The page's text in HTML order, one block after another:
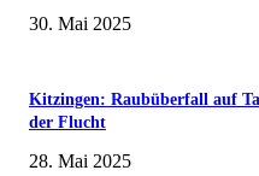
30. Mai 2025
Kitzingen: Raubüberfall auf
der Flucht
28. Mai 2025